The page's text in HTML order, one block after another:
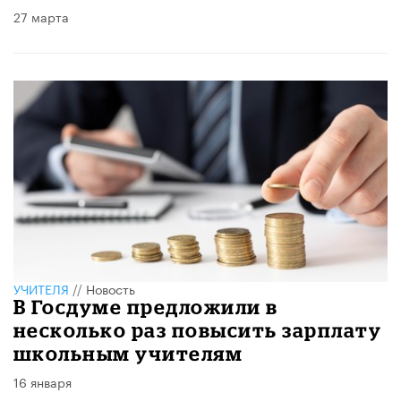
27 марта
УЧИТЕЛЯ // Новость
В Госдуме предложили в
несколько раз повысить зарплату
школьным учителям
16 января